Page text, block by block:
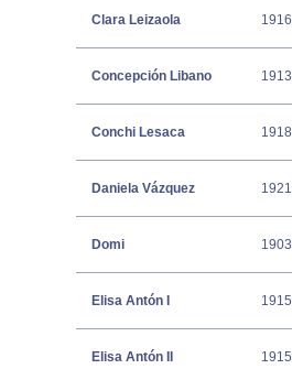
Clara Leizaola
Concepción Libano
Conchi Lesaca
Daniela Vázquez
Domi
Elisa Antón I
Elisa Antón II